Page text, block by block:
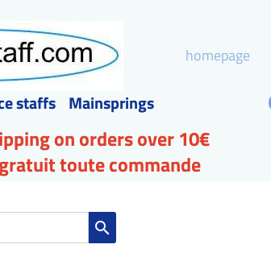
homepage
staffs Mainsprings
on orders over 10€
toute commande
search